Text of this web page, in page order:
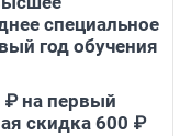
специальное
год обучения
₽ на первый
скидка 600 ₽